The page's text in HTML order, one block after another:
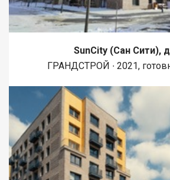
SunCity (Сан Сити),
ГРАНДСТРОЙ ∙ 2021,